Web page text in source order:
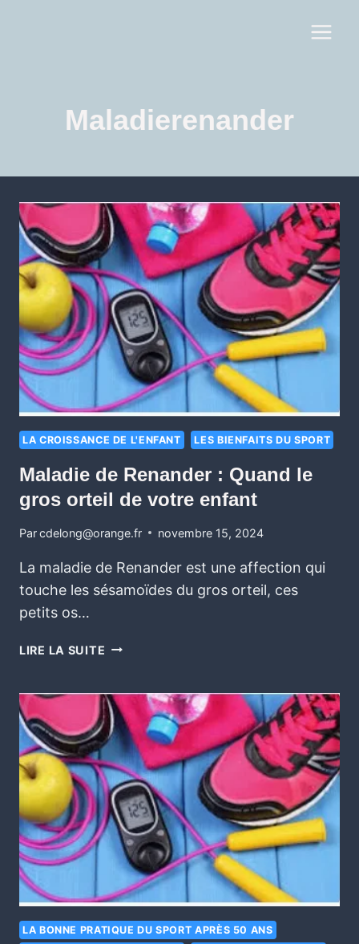
Maladierenander
LA CROISSANCE DE L'ENFANT LES BIENFAITS DU SPORT
Maladie de Renander : Quand le
gros orteil de votre enfant
Parcdelong@orange.fr novembre 15, 2024
La maladie de Renander est une affection qui
touche les sésamoïdes du gros orteil, ces
petits os…
LIRE LA SUITE
LA BONNE PRATIQUE DU SPORT APRÈS 50 ANS